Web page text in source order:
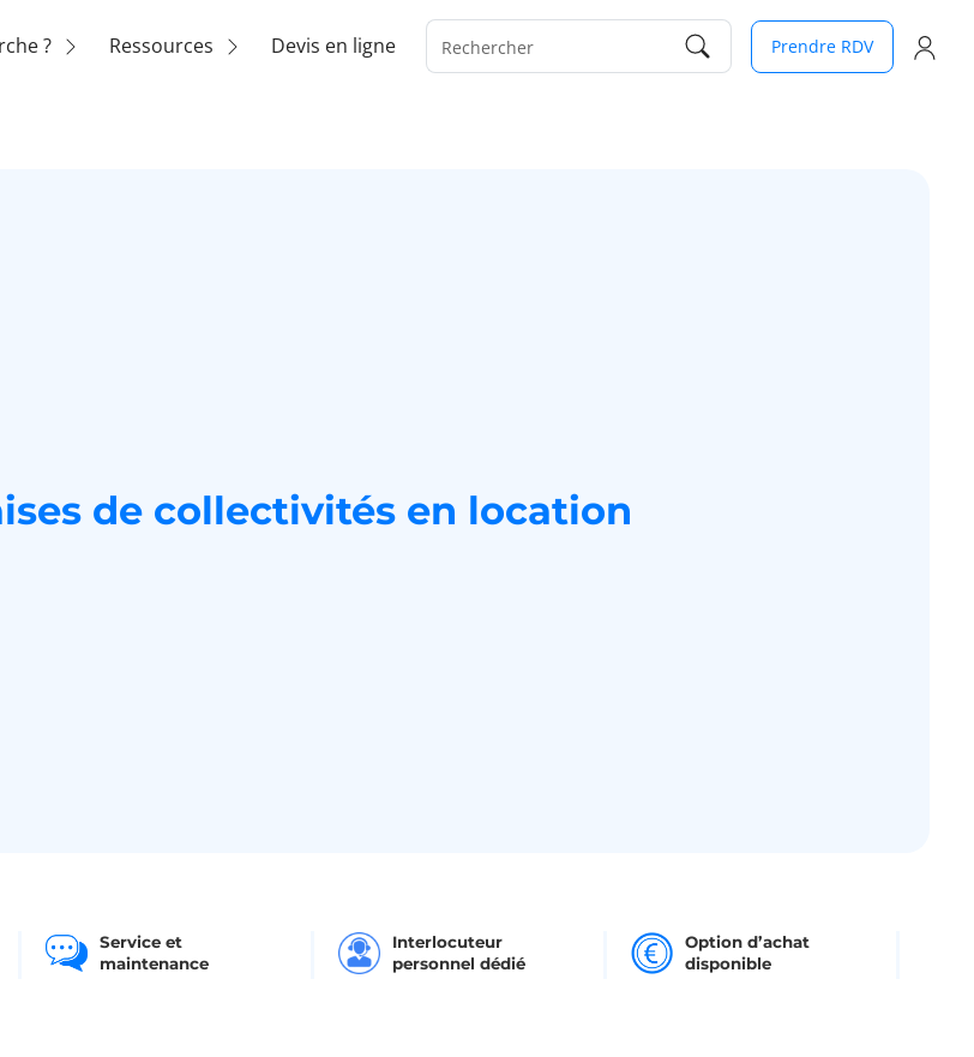
? Ressources Devis en ligne Rechercher Prendre RDV
de collectivitésen location
Service et
maintenance
Interlocuteur
personnel dédié
Option d’achat
disponible